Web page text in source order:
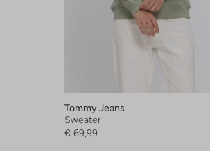
Tommy Jeans
Sweater
€ 69,99